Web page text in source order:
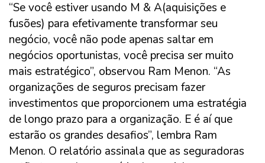
“Se você estiver usando M & A(aquisições e
fusões) para efetivamente transformar seu
negócio, você não pode apenas saltar em
negócios oportunistas, você precisa ser muito
mais estratégico”, observou Ram Menon. “As
organizações de seguros precisam fazer
investimentos que proporcionem uma estratégia
de longo prazo para a organização. E é aí que
estarão os grandes desafios”, lembra Ram
Menon. O relatório assinala que as seguradoras